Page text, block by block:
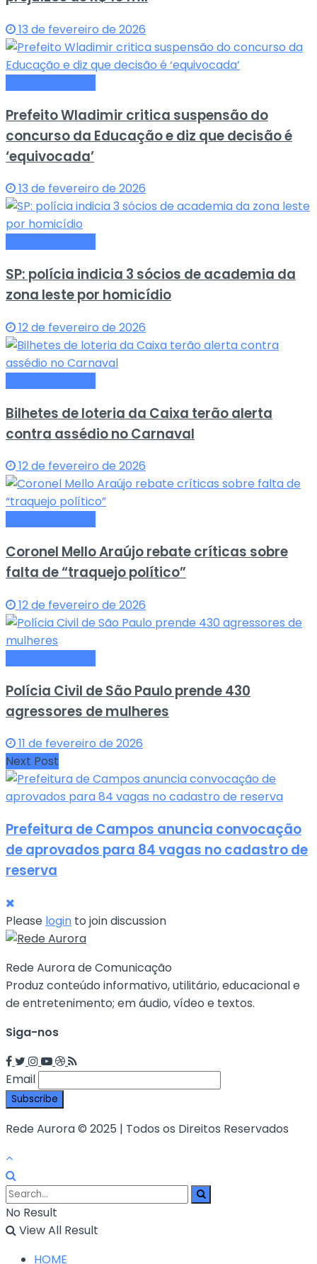
13 de fevereiro de 2026
Prefeito Wladimir critica suspensão do
concurso da Educação e diz que decisão é
‘equivocada’
13 de fevereiro de 2026
SP: polícia indicia 3 sócios de academia da
zona leste por homicídio
12 de fevereiro de 2026
Bilhetes de loteria da Caixa terão alerta
contra assédio no Carnaval
12 de fevereiro de 2026
Coronel Mello Araújo rebate críticas sobre
falta de “traquejo político”
12 de fevereiro de 2026
Polícia Civil de São Paulo prende 430
agressores de mulheres
11 de fevereiro de 2026
Next Post
Prefeitura de Campos anuncia convocação
de aprovados para 84 vagas no cadastro de
reserva
Please login to join discussion
Rede Aurora de Comunicação
Produz conteúdo informativo, utilitário, educacional e
de entretenimento; em áudio, vídeo e textos.
Siga-nos
Email
Rede Aurora © 2025 | Todos os Direitos Reservados
No Result
View All Result
HOME